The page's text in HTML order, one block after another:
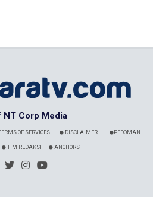
NT Corp Media
OF SERVICES DISCLAIMER PEDOMAN
TIM REDAKSI ANCHORS